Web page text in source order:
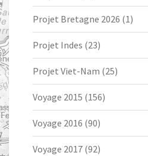
Projet Bretagne 2026 (1)
Projet Indes (23)
Projet Viet-Nam (25)
Voyage 2015 (156)
Voyage 2016 (90)
Voyage 2017 (92)